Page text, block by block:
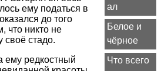
ал
Белое и
чёрное
Что всего
ему податься в
до того
что никто не
своё стадо.
ему редкостный